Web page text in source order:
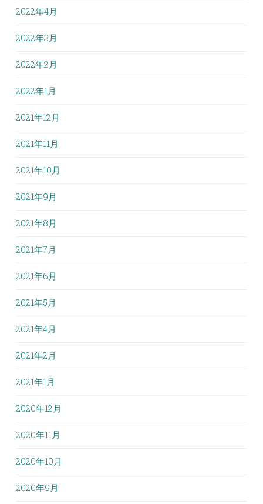
2022年4月
2022年3月
2022年2月
2022年1月
2021年12月
2021年11月
2021年10月
2021年9月
2021年8月
2021年7月
2021年6月
2021年5月
2021年4月
2021年2月
2021年1月
2020年12月
2020年11月
2020年10月
2020年9月